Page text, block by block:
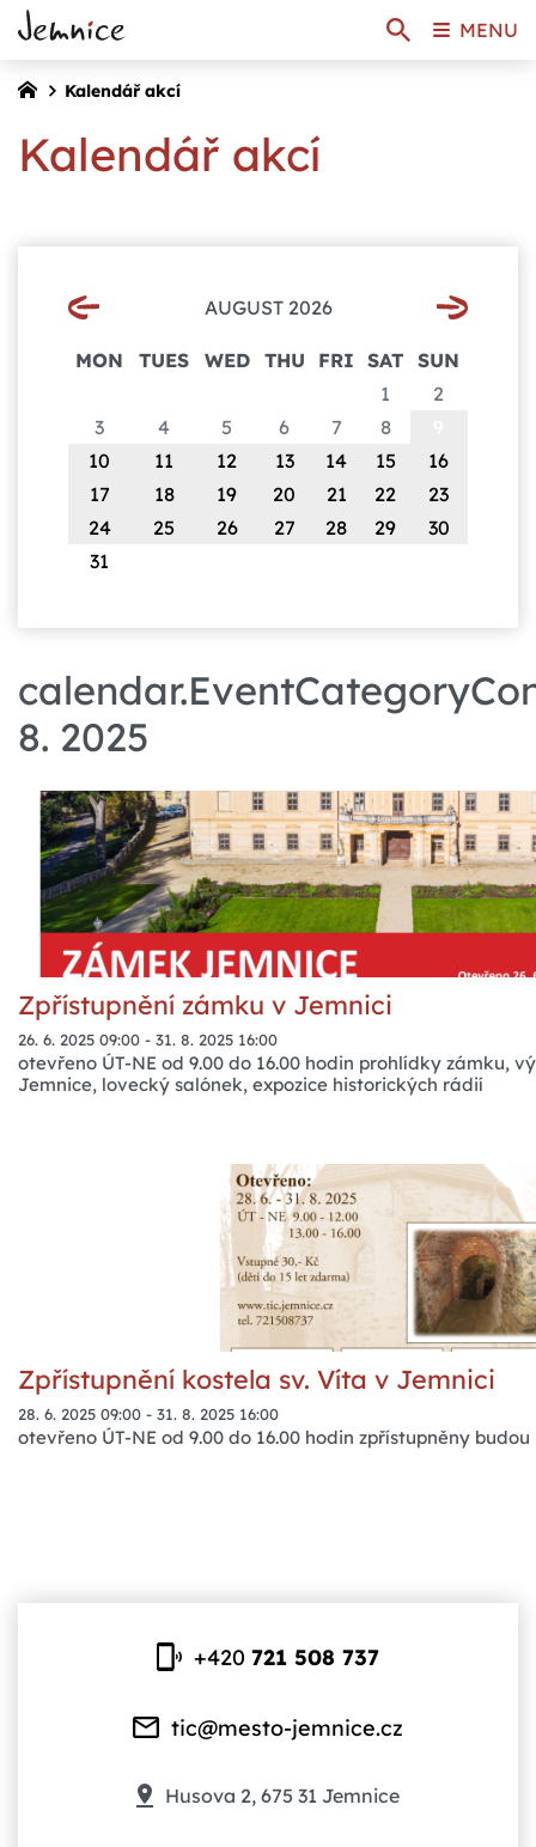
Kalendář akcí
Kalendář akcí
AUGUST 2026
MON TUES WED THU FRI SAT
SUN
1
2
3
4 5 6 7 8
10
11 12 13 14 15
16
17
18 19 20 21 22
23
24
25 26 27 28 29
30
31
8. 2025
26. 6. 2025 09:00 - 31. 8. 2025 16:00
Zpřístupnění zámku v Jemnici
otevřeno ÚT-NE od 9.00 do 16.00 hodin prohlídky zámku,
Jemnice, lovecký salónek, expozice historických rádií
28. 6. 2025 09:00 - 31. 8. 2025 16:00
Zpřístupnění kostela sv. Víta v Jemnici
otevřeno ÚT-NE od 9.00 do 16.00 hodin zpřístupněny
+420721 508 737
tic@mesto-jemnice.cz
Husova 2, 675 31 Jemnice
MENU